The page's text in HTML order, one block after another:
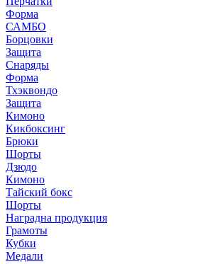
Форма
САМБО
Борцовки
Защита
Снаряды
Форма
Тхэквондо
Защита
Кимоно
Кикбоксинг
Брюки
Шорты
Дзюдо
Кимоно
Тайский бокс
Шорты
Наградна продукция
Грамоты
Кубки
Медали